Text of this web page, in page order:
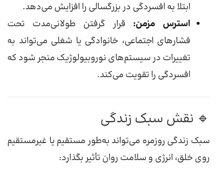
ابتلا به افسردگی در بزرگسالی را افزایش می‌دهد.
استرس مزمن: قرار گرفتن طولانی‌مدت تحت
فشارهای اجتماعی، خانوادگی یا شغلی می‌تواند به
تغییرات در سیستم‌های نوروبیولوژیک منجر شود که
افسردگی را تقویت می‌کند.
🔹 نقش سبک زندگی
سبک زندگی روزمره می‌تواند به‌طور مستقیم یا غیرمستقیم
روی خلق، انرژی و سلامت روان تأثیر بگذارد: